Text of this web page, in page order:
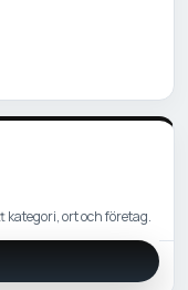
kategori, ort och företag.